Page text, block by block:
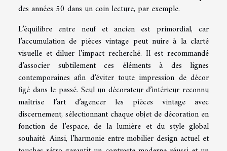
des années 50 dans un coin lecture, par exemple.
L’équilibre entre neuf et ancien est primordial, car
l’accumulation de pièces vintage peut nuire à la clarté
visuelle et diluer l’impact recherché. Il est recommandé
d’associer subtilement ces éléments à des lignes
contemporaines afin d’éviter toute impression de décor
figé dans le passé. Seul un décorateur d’intérieur reconnu
maîtrise l’art d’agencer les pièces vintage avec
discernement, sélectionnant chaque objet de décoration en
fonction de l’espace, de la lumière et du style global
souhaité. Ainsi, l’harmonie entre mobilier design actuel et